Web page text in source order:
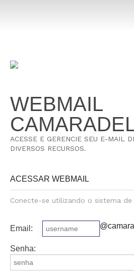
WEBMAIL
ACESSE E GERENCIE SEU E-MAIL
DIVERSOS RECURSOS.
ACESSAR WEBMAIL
Conecte-se utilizando o sistema de
Email:
Senha: